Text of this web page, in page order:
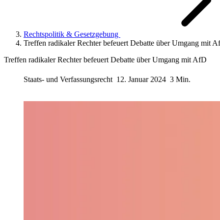
Rechtspolitik & Gesetzgebung
Treffen radikaler Rechter befeuert Debatte über Umgang mit
Treffen radikaler Rechter befeuert Debatte über Umgang mit AfD
Staats- und Verfassungsrecht 12. Januar 2024 3 Min.